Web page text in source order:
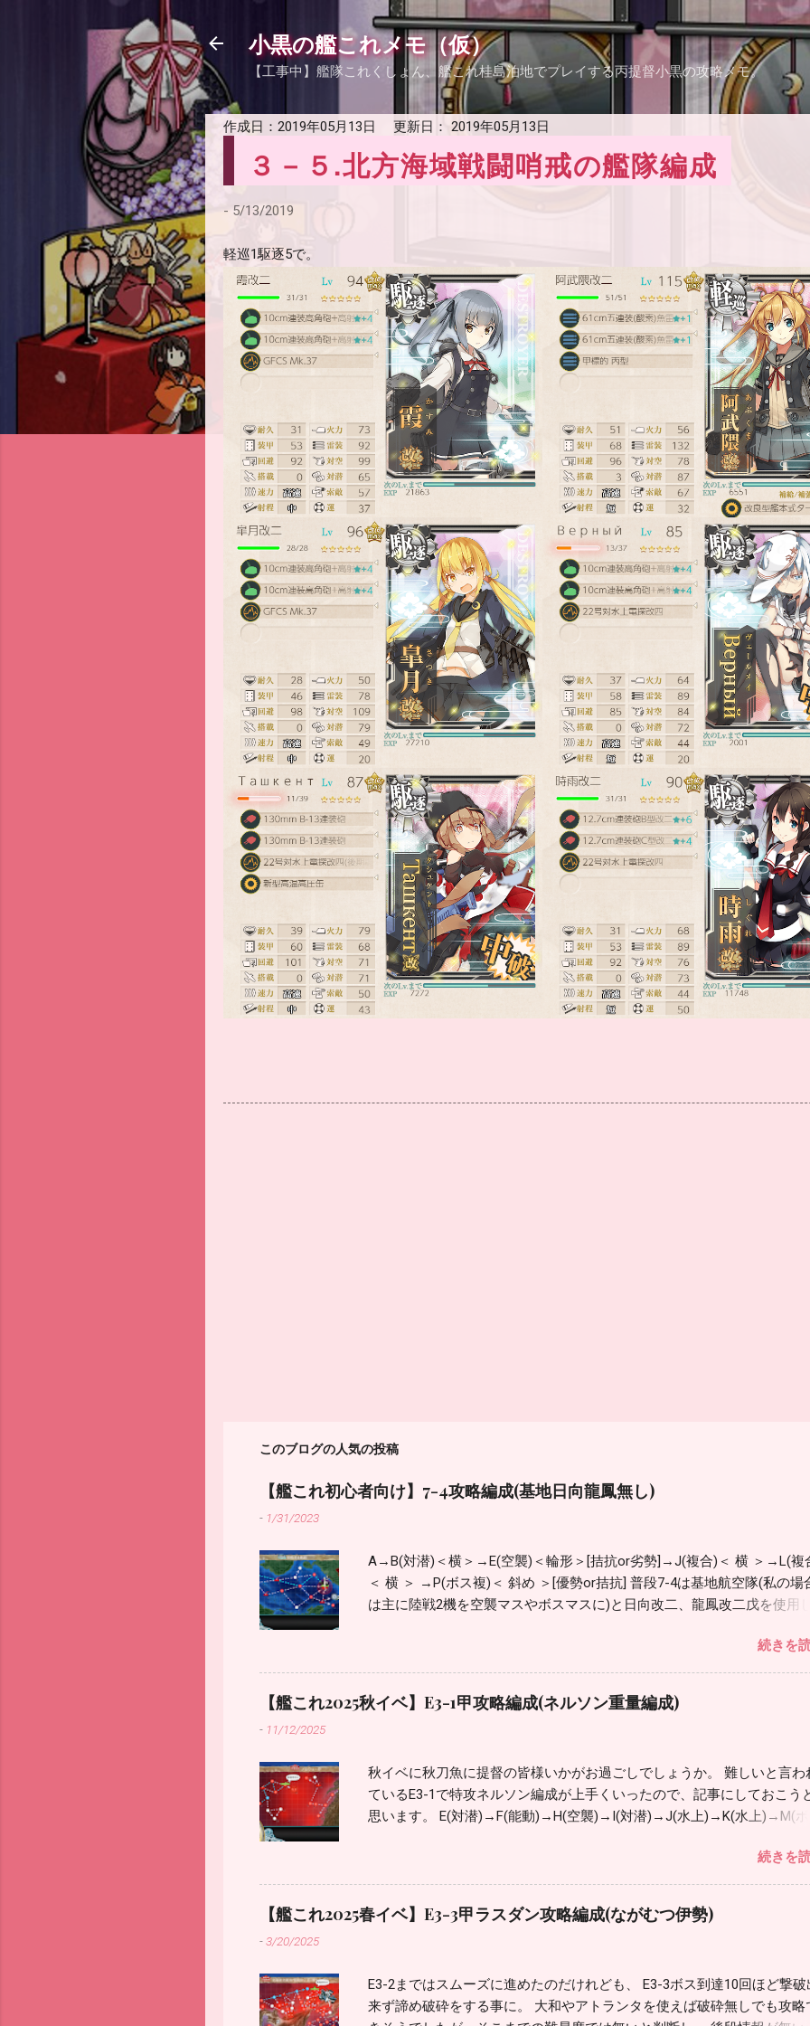
スキップしてメイン コンテンツに移動
小黒の艦これメモ（仮）
【工事中】艦隊これくしょん、艦これ桂島泊地でプレイする丙提督小黒の攻略メモ。
作成日： 2019年05月13日 更新日： 2019年05月13日
３－５.北方海域戦闘哨戒の艦隊編成
- 5/13/2019
軽巡1駆逐5で。
このブログの人気の投稿
【艦これ初心者向け】7-4攻略編成(基地日向龍鳳無し)
- 1/31/2023
A→B(対潜)＜横＞→E(空襲)＜輪形＞[拮抗or劣勢]→J(複合)＜ 横 ＞→L(複
＜ 横 ＞ →P(ボス複)＜ 斜め ＞[優勢or拮抗] 普段7-4は基地航空隊(私の場
は主に陸戦2機を空襲マスやボスマスに)と日向改二、龍鳳改二戊を使用し
いて検証してみました。 JマスLマスは潜水艦が残って大破させられる場
があるので複縦や梯形よりも横がおすすめ。 ボスマスは対対潜寄りに斜
にしています。 複縦より安定する感じではありますがうまくいかない場合
は複縦も検討。 どのみちカットインが決まらないとボス撃破は厳しいの
制空要員、T字不利対策を、 護衛空母の先制対潜条件の対潜7以上の艦攻
装備して対潜値の合計を65以上に。 大鷹改/改二、神鷹改/改二に関して
対潜1以上の艦攻でOK。 北上に魚雷カットイン、フィニッシャー役を、
ッチャーのHedgehogですが、5inch単装砲 Mk.30改＋GFCS Mk.37が無い
合は対空電探も検討。 フレッチャーやジョンストンが居ない場合は秋月
を対空カットイン要員に。 ボス撃破は連撃だと火力不足で魚雷カットイン
レーターでの検証はしていませんのでざっくりです。 護衛空母 鳳翔改二
鳳翔改二戦 / 龍鳳改二戊 / 龍鳳改二 / 瑞鳳改二乙 / 大鷹 / 大鷹改 / 大鷹改
/ 雲鷹 / 雲鷹改 / 雲鷹改二 / 神鷹 / 神鷹改 / 神鷹改二 / Langley / Langley改
続きを
【艦これ2025秋イベ】E3-1甲攻略編成(ネルソン重量編成)
- 11/12/2025
秋イベに秋刀魚に提督の皆様いかがお過ごしでしょうか。 難しいと言わ
ているE3-1で特攻ネルソン編成が上手くいったので、記事にしておこう
思います。 E(対潜)→F(能動)→H(空襲)→I(対潜)→J(水上)→K(水上)→M(ボ
で、 無理に最短にしない方が良いと思います。 空母機動部隊の条件を
せばOK。 編成は削りもラスダンも同じでやりました。 編成 第一艦隊 -
艦2正空3重巡1 艦載機パズルを適当に。 空母には射撃回避のある艦載機を
ひとつは持たせました。 第一の制空493、道中空襲マスは弱編成で優勢、
に。 タッチ3発目の重巡ヒューストンの攻撃もラスダンボス328ダメ出て
した。 第二艦隊 - 護衛空母1雷巡2軽巡1駆逐2 対潜支援を出しましたが、
続きを
【艦これ2025春イベ】E3-3甲ラスダン攻略編成(ながむつ伊勢)
-3/20/2025
E3-2まではスムーズに進めたのだけれども、 E3-3ボス到達10回ほど撃破
来ず諦め破砕をする事に。 大和やアトランタを使えば破砕無しでも攻略